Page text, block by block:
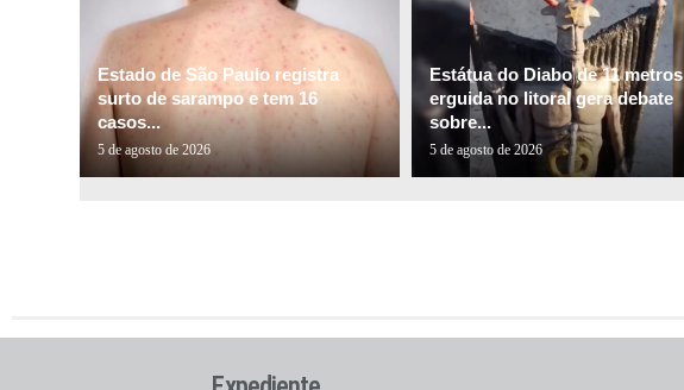
Estado de São Paulo registra
surto de sarampo e tem 16
casos...
5 de agosto de 2026
Estátua do Diabo de 11 metros
erguida no litoral gera debate
sobre...
5 de agosto de 2026